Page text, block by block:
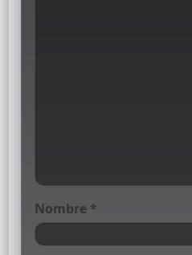
Nombre *